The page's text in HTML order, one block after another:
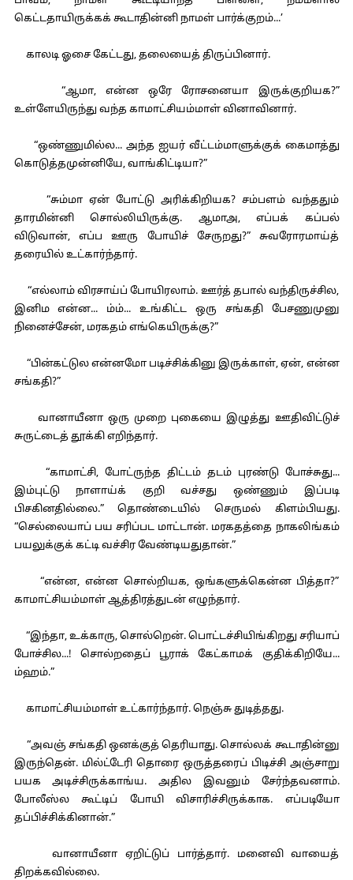
கெட்டதாயிருக்கக் கூடாதின்னி நாமள் பார்க்குறம்...’
காலடி ஓசை கேட்டது, தலையைத் திருப்பினார்.
“ஆமா, என்ன ஒரே ரோசனையா இருக்குறியக?”
உள்ளேயிருந்து வந்த காமாட்சியம்மாள் வினாவினார்.
“ஒண்ணுமில்ல... அந்த ஐயர் வீட்டம்மாளுக்குக் கைமாத்து
கொடுத்தமுன்னியே, வாங்கிட்டியா?”
“சும்மா ஏன் போட்டு அரிக்கிறியக? சம்பளம் வந்ததும்
தாரமின்னி சொல்லியிருக்கு. ஆமாஅ, எப்பக் கப்பல்
விடுவான், எப்ப ஊரு போயிச் சேருறது?” சுவரோரமாய்த்
தரையில் உட்கார்ந்தார்.
“எல்லாம் விரசாய்ப் போயிரலாம். ஊர்த் தபால் வந்திருச்சில,
இனிம என்ன... ம்ம்... உங்கிட்ட ஒரு சங்கதி பேசணுமுனு
நினைச்சேன், மரகதம் எங்கெயிருக்கு?”
“பின்கட்டுல என்னமோ படிச்சிக்கினு இருக்காள், ஏன், என்ன
சங்கதி?”
வானாயீனா ஒரு முறை புகையை இழுத்து ஊதிவிட்டுச்
சுருட்டைத் தூக்கி எறிந்தார்.
“காமாட்சி, போட்ருந்த திட்டம் தடம் புரண்டு போச்சுது...
இம்புட்டு நாளாய்க் குறி வச்சது ஒண்ணும் இப்படி
பிசகினதில்லை.” தொண்டையில் செருமல் கிளம்பியது.
“செல்லையாப் பய சரிப்பட மாட்டான். மரகதத்தை நாகலிங்கம்
பயலுக்குக் கட்டி வச்சிர வேண்டியதுதான்.”
“என்ன, என்ன சொல்றியக, ஒங்களுக்கென்ன பித்தா?”
காமாட்சியம்மாள் ஆத்திரத்துடன் எழுந்தார்.
“இந்தா, உக்காரு, சொல்றென். பொட்டச்சியிங்கிறது சரியாப்
போச்சில...! சொல்றதைப் பூராக் கேட்காமக் குதிக்கிறியே...
ம்ஹம்.”
காமாட்சியம்மாள் உட்கார்ந்தார். நெஞ்சு துடித்தது.
“அவஞ் சங்கதி ஒனக்குத் தெரியாது. சொல்லக் கூடாதின்னு
இருந்தென். மில்ட்டேரி தொரை ஒருத்தரைப் பிடிச்சி அஞ்சாறு
பயக அடிச்சிருக்காங்ய. அதில இவனும் சேர்ந்தவனாம்.
போலீஸ்ல கூட்டிப் போயி விசாரிச்சிருக்காக. எப்படியோ
தப்பிச்சிக்கினான்.”
வானாயீனா ஏறிட்டுப் பார்த்தார். மனைவி வாயைத்
திறக்கவில்லை.